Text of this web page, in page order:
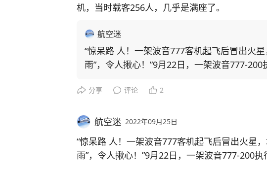
就在男子被带离飞机的时候，机舱内响起了其他
有的乘客边鼓掌边喊道：“带走，下飞机！”
行了。
那么这名男子可能会受到哪些处罚呢？
根据《治安管理处罚法》第二十三条规定，扰乱
火车、船舶、航 空器或者其他公共交通工具上
直到2022年9月才正式结束展览，由南航物流保
这次远渡重洋的运送任务引起了大家的好奇，这
伊”得有怎样的运输包装才能完好无损地运回英
箱上标注着向上和易碎的标识，普通得实在不能
只是在深入探寻后发现，神秘之处也许并不在集
机，当时载客256人，几乎是满座了。
航空迷
“惊呆路 人！一架波音777客机起飞后冒出火星
雨”，令人揪心！”9月22日，一架波音777-200
音777飞机是从美国飞往巴西圣保罗，隶属于
久，这架飞机就爆出问题，从画面显示出现的
几百米，起落架舱门刚刚关闭。 尽管是夜间，但从地面上可以
清晰地看到巨大的机身从头顶呼啸而过，机身
分享 评论 2
航空迷 2022年09月25日
“惊呆路 人！一架波音777客机起飞后冒出火星
雨”，令人揪心！”9月22日，一架波音777-200